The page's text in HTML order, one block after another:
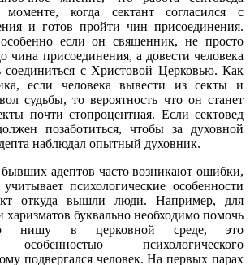
моменте, когда сектант согласился с
и готов пройти чин присоединения.
особенно если он священник, не просто
чина присоединения, а довести человека
с Христовой Церковью. Как
если человека вывести из секты и
судьбы, то вероятность что он станет
почти стопроцентная. Если сектовед
позаботиться, чтобы за духовной
наблюдал опытный духовник.
адептов часто возникают ошибки,
психологические особенности
откуда вышли люди. Например, для
буквально необходимо помочь
нишу в церковной среде, это
особенностью психологического
подвергался человек. На первых парах